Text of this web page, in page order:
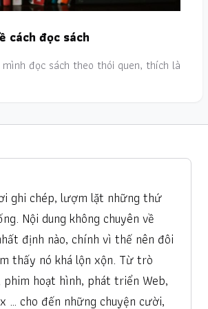
cách đọc sách
đọc sách theo thói quen, thích là
ghi chép, lượm lặt những thứ
Nội dung không chuyên về
định nào, chính vì thế nên đôi
thấy nó khá lộn xộn. Từ trò
phim hoạt hình, phát triển Web,
… cho đến những chuyện cười,